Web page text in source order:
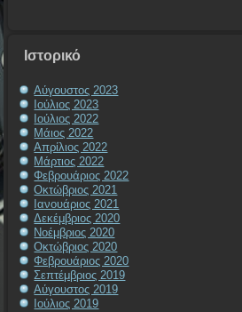
Ιστορικό
Αύγουστος 2023
Ιούλιος 2023
Ιούλιος 2022
Μάιος 2022
Απρίλιος 2022
Μάρτιος 2022
Φεβρουάριος 2022
Οκτώβριος 2021
Ιανουάριος 2021
Δεκέμβριος 2020
Νοέμβριος 2020
Οκτώβριος 2020
Φεβρουάριος 2020
Σεπτέμβριος 2019
Αύγουστος 2019
Ιούλιος 2019